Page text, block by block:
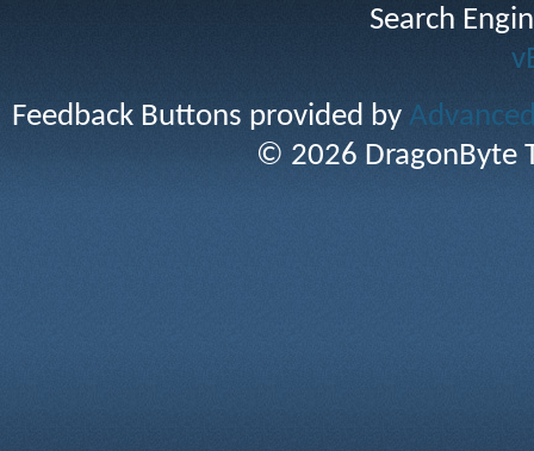
Search
Feedback Buttons provided by
© 2026 DragonByte